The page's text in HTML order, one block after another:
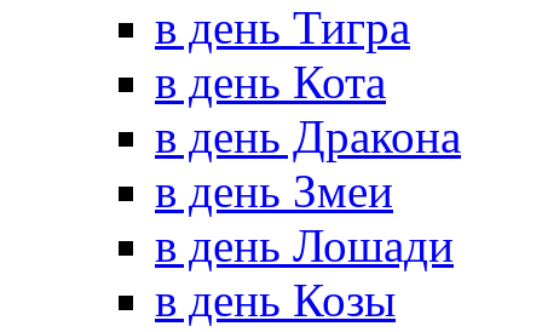
в день Тигра
в день Кота
в день Дракона
в день Змеи
в день Лошади
в день Козы